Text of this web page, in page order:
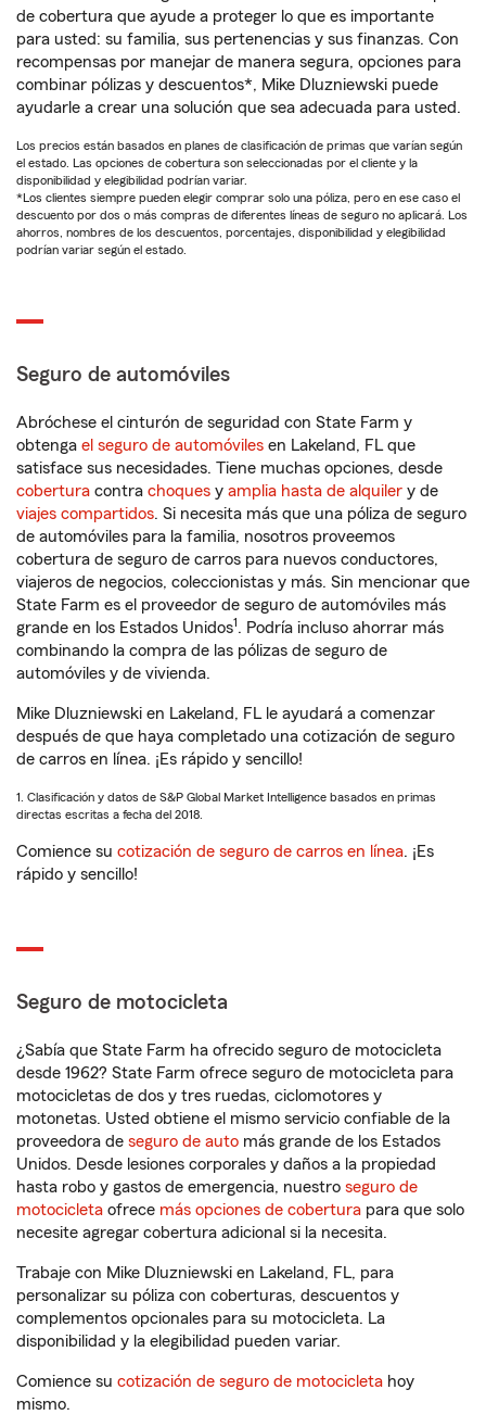
de cobertura que ayude a proteger lo que es importante
para usted: su familia, sus pertenencias y sus finanzas. Con
recompensas por manejar de manera segura, opciones para
combinar pólizas y descuentos*, Mike Dluzniewski puede
ayudarle a crear una solución que sea adecuada para usted.
Los precios están basados en planes de clasificación de primas que varían según
el estado. Las opciones de cobertura son seleccionadas por el cliente y la
disponibilidad y elegibilidad podrían variar.
*Los clientes siempre pueden elegir comprar solo una póliza, pero en ese caso el
descuento por dos o más compras de diferentes líneas de seguro no aplicará. Los
ahorros, nombres de los descuentos, porcentajes, disponibilidad y elegibilidad
podrían variar según el estado.
Seguro de automóviles
Abróchese el cinturón de seguridad con State Farm y
obtenga el seguro de automóviles en Lakeland, FL que
satisface sus necesidades. Tiene muchas opciones, desde
cobertura contra choques y amplia hasta de alquiler y de
viajes compartidos. Si necesita más que una póliza de seguro
de automóviles para la familia, nosotros proveemos
cobertura de seguro de carros para nuevos conductores,
viajeros de negocios, coleccionistas y más. Sin mencionar que
State Farm es el proveedor de seguro de automóviles más
grande en los Estados Unidos1. Podría incluso ahorrar más
combinando la compra de las pólizas de seguro de
automóviles y de vivienda.
Mike Dluzniewski en Lakeland, FL le ayudará a comenzar
después de que haya completado una cotización de seguro
de carros en línea. ¡Es rápido y sencillo!
1. Clasificación y datos de S&P Global Market Intelligence basados en primas
directas escritas a fecha del 2018.
Comience su cotización de seguro de carros en línea. ¡Es
rápido y sencillo!
Seguro de motocicleta
¿Sabía que State Farm ha ofrecido seguro de motocicleta
desde 1962? State Farm ofrece seguro de motocicleta para
motocicletas de dos y tres ruedas, ciclomotores y
motonetas. Usted obtiene el mismo servicio confiable de la
proveedora de seguro de auto más grande de los Estados
Unidos. Desde lesiones corporales y daños a la propiedad
hasta robo y gastos de emergencia, nuestro seguro de
motocicleta ofrece más opciones de cobertura para que solo
necesite agregar cobertura adicional si la necesita.
Trabaje con Mike Dluzniewski en Lakeland, FL, para
personalizar su póliza con coberturas, descuentos y
complementos opcionales para su motocicleta. La
disponibilidad y la elegibilidad pueden variar.
Comience su cotización de seguro de motocicleta hoy
mismo.